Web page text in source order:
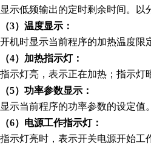
显示低频输出的定时剩余时间。以
（3）温度显示：
开机时显示当前程序的加热温度限
（4）加热指示灯：
指示灯亮，表示正在加热；指示灯
（5）功率参数显示：
显示当前程序的功率参数的设定值
（6）电源工作指示灯：
指示灯亮时，表示开关电源开始工